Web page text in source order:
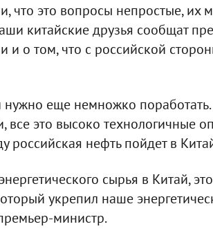
что это вопросы непростые, их
китайские друзья сообщат
и о том, что с российской
нужно еще немножко
это высоко технологичные
российская нефть пойдет в
сырья в Китай,
укрепил наше
министр.